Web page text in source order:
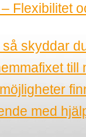
Flexibilitet
skyddar
till
med